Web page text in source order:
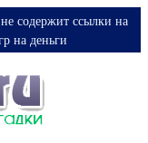
содержит ссылки на
на деньги